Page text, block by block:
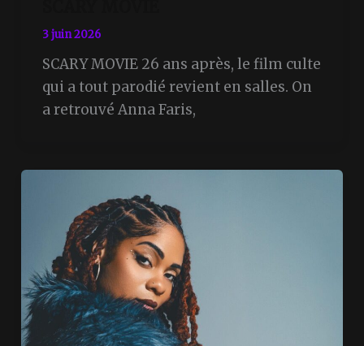
3 juin 2026
SCARY MOVIE 26 ans après, le film culte
qui a tout parodié revient en salles. On
a retrouvé Anna Faris,